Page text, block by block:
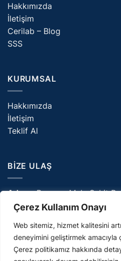
Çerez Kullanım Onayı
Web sitemiz, hizmet kalitesini
deneyimini geliştirmek amacıyla
Çerez politikamız hakkında
Hakkımızda
İletişim
Cerilab – Blog
SSS
KURUMSAL
Hakkımızda
İletişim
Teklif Al
BIZE ULAŞ
Adres: Parsana Mah. Şehit
NO:6E/10 Selçuklu/Konya
Telefon: 0332 226 08 81